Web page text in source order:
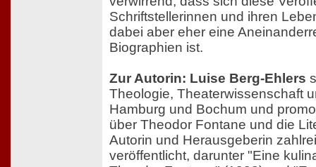
Schriftstellerinnen und ihren
dabei aber eher eine
Biographien ist.
Zur Autorin: Luise Berg-Ehlers
Theologie, Theaterwissenschaft
Hamburg und Bochum und
über Theodor Fontane und die
Autorin und Herausgeberin
veröffentlicht, darunter "Eine